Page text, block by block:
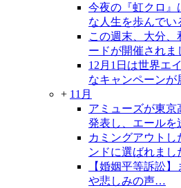
今夜の『虹クロ』
な人生を歩んでい
この週末、大分、
ードが開催されま
12月1日は世界エ
なキャンペーンが
+ 11月
アミューズが東京
発表し、エールを
カミングアウトし
ンドに選ばれまし
【婚姻平等訴訟
や悲しみの声…